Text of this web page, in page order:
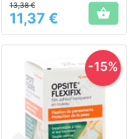
peau
Prix
13,38 €
11,37 € 
-15%